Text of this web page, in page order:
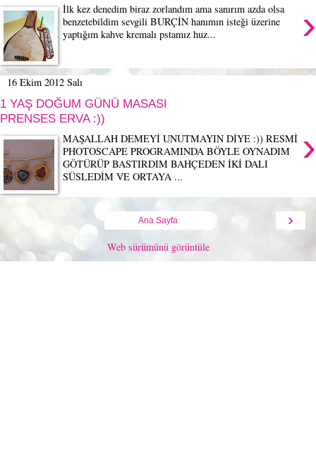
›
İlk kez denedim biraz zorlandım ama sanırım azda olsa
benzetebildim sevgili BURÇİN hanımın isteği üzerine
yaptığım kahve kremalı pstamız huz...
16 Ekim 2012 Salı
1 YAŞ DOĞUM GÜNÜ MASASI
PRENSES ERVA :))
›
MAŞALLAH DEMEYİ UNUTMAYIN DİYE :)) RESMİ
PHOTOSCAPE PROGRAMINDA BÖYLE OYNADIM
GÖTÜRÜP BASTIRDIM BAHÇEDEN İKİ DALI
SÜSLEDİM VE ORTAYA ...
›
Ana Sayfa
Web sürümünü görüntüle